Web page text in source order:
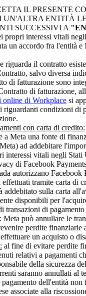
IL PRESENTE
ENTITÀ
SUCCESSIVI A
propri interessi vitali
un accordo fra l'entità
riguarda il contratto
salvo diversa
di fatturazione sono
di fatturazione,
online di Workplace si
riguardanti condizioni di
con carta di credito:
a Meta una fonte di
ad addebitare
interessi vitali negli
di Facebook
autorizzano Facebook
effettuati tramite carta di
sulla carta
disponibili per
transazioni di
Meta può annullare le
perdite finanziarie
un acquisto o
al fine di evitare perdite
relativi a pagamenti
della sicurezza
saranno annullati al
dell'entità
associate alla